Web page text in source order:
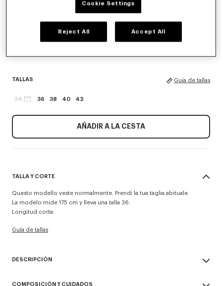
TALLAS Guía de tallas
34 36 38 40 42
AÑADIR A LA CESTA
TALLA Y CORTE
Questo modello veste normalmente. Prendi la tua taglia abituale.
La modelo mide 175 cm y lleva una talla 36.
Longitud corta.
Guía de tallas
DESCRIPCIÓN
COMPOSICIÓN Y CUIDADOS
Cookie Settings
Reject All Accept All